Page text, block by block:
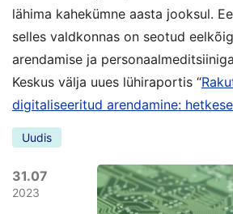
lähima kahekümne aasta jooksul.
selles valdkonnas on seotud
arendamise ja
Keskus välja uues lühiraportis “
digitaliseeritud arendamine:
Uudis
31.07
2023